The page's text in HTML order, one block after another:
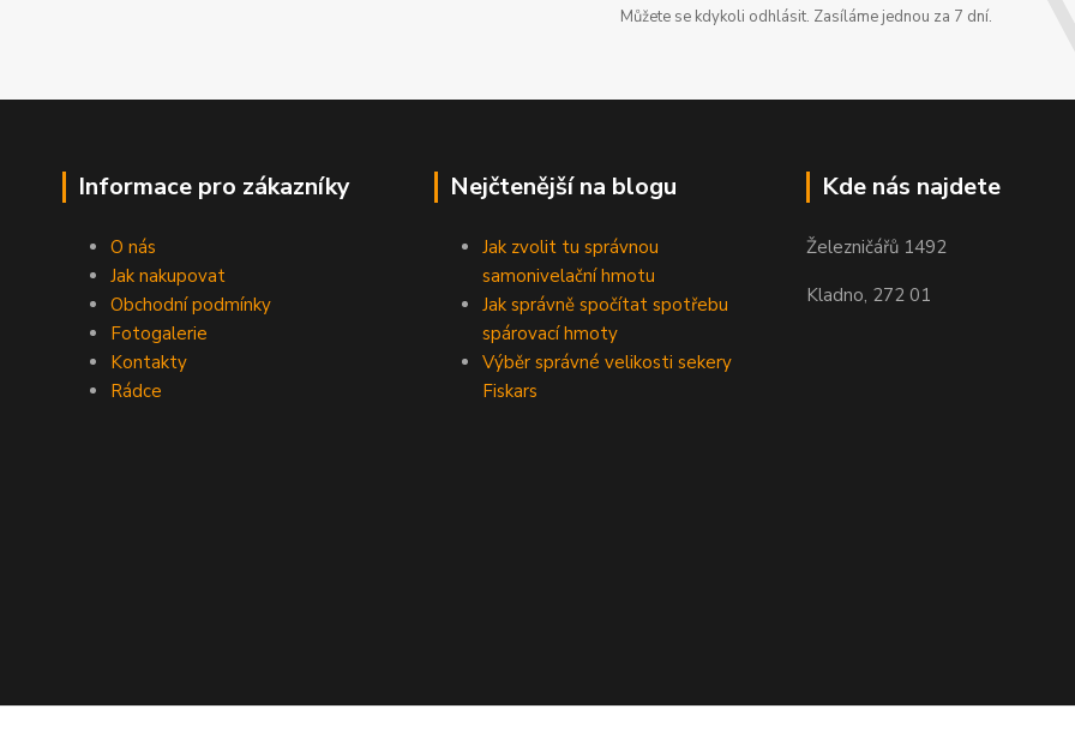
Můžete se kdykoli odhlásit. Zasíláme jednou za 7 dní.
Informace pro zákazníky
O nás
Jak nakupovat
Obchodní podmínky
Fotogalerie
Kontakty
Rádce
Nejčtenější na blogu
Jak zvolit tu správnou
samonivelační hmotu
Jak správně spočítat spotřebu
spárovací hmoty
Výběr správné velikosti sekery
Fiskars
Kde nás najdete
Železničářů 1492
Kladno, 272 01